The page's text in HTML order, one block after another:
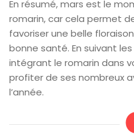
En résumé, mars est le
romarin, car cela permet
favoriser une belle
bonne santé. En suivant
intégrant le romarin dans
profiter de ses nombreux
l’année.